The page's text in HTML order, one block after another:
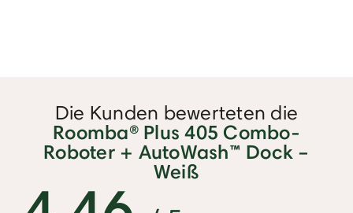
Die Kunden bewerteten die
Roomba® Plus 405 Combo-
Roboter + AutoWash™ Dock –
Weiß